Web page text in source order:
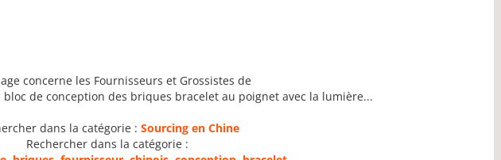
concerne les Fournisseurs et Grossistes de
de conception des briques bracelet au poignet avec la lumière...
dans la catégorie : Sourcing en Chine
Rechercher dans la catégorie :